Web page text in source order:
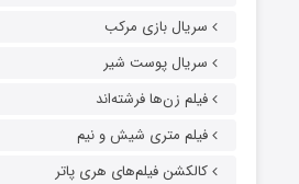
سریال بازی مرکب
سریال پوست شیر
فیلم زن‌ها فرشته‌اند
فیلم متری شیش و نیم
کالکشن فیلم‌های هری پاتر